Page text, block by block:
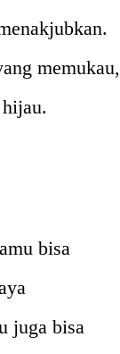
memukau,
bisa
juga bisa